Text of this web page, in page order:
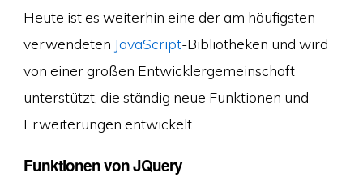
Heute ist es weiterhin eine der am häufigsten
verwendeten JavaScript-Bibliotheken und wird
von einer großen Entwicklergemeinschaft
unterstützt, die ständig neue Funktionen und
Erweiterungen entwickelt.
Funktionen von JQuery